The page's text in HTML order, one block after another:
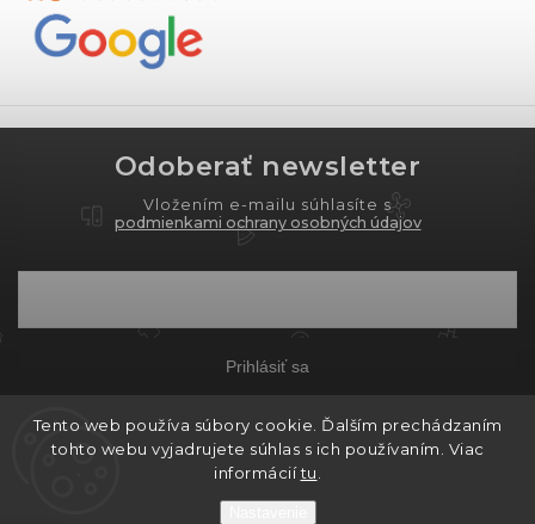
Tento web používa súbory cookie. Ďalším prechádzaním
tohto webu vyjadrujete súhlas s ich používaním. Viac
informáciítu
Odoberať newsletter
Vložením e-mailu súhlasíte s
podmienkami ochrany osobných údajov
Prihlásiť sa
Copyright 2026PROXIMA.store